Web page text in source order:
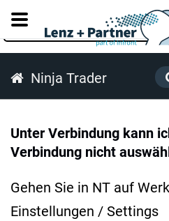
Ninja Trader
Unter Verbindung kann
Verbindung nicht
Gehen Sie in NT auf
Einstellungen / Settings